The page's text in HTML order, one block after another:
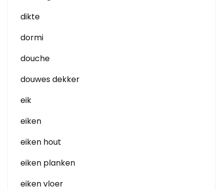
dikte
dormi
douche
douwes dekker
eik
eiken
eiken hout
eiken planken
eiken vloer